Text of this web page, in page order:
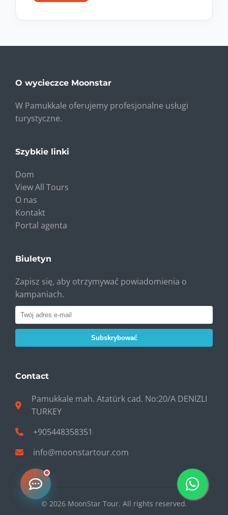
O wycieczce Moonstar
W Pamukkale oferujemy profesjonalne usługi
turystyczne.
Szybkie linki
Dom
View All Tours
O nas
Kontakt
Portal agenta
Biuletyn
Zapisz się, aby otrzymywać powiadomienia o
kampaniach.
Subskrybować
Contact
Pamukkale mah. Atatürk cad. No:20/A DENIZLI
TURKEY
+905448358351
info@moonstartour.com
© 2026 MoonStar Tour. All rights reserved.